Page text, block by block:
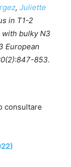
, Juliette
in T1-2
bulky N3
European
853.
consultare